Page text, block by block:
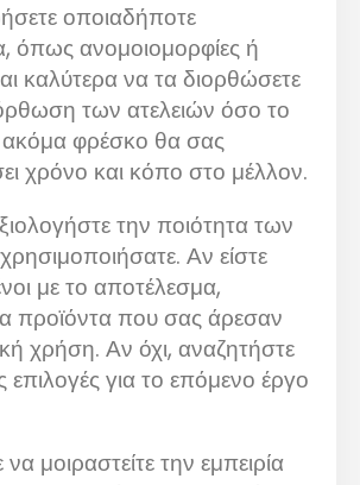
οποιαδήποτε
όπως ανομοιομορφίες ή
καλύτερα να τα διορθώσετε
των ατελειών όσο το
ακόμα φρέσκο θα σας
χρόνο και κόπο στο μέλλον.
την ποιότητα των
Αν είστε
με το αποτέλεσμα,
προϊόντα που σας άρεσαν
χρήση. Αν όχι, αναζητήστε
επιλογές για το επόμενο έργο
μοιραστείτε την εμπειρία